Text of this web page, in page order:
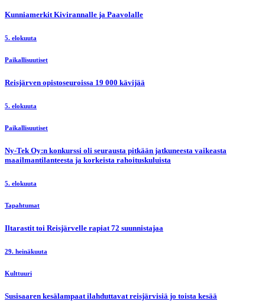
Kunniamerkit Kivirannalle ja Paavolalle
5. elokuuta
Paikallisuutiset
Reisjärven opistoseuroissa 19 000 kävijää
5. elokuuta
Paikallisuutiset
Ny-Tek Oy:n konkurssi oli seurausta pitkään jatkuneesta vaikeasta
maailmantilanteesta ja korkeista rahoituskuluista
5. elokuuta
Tapahtumat
Iltarastit toi Reisjärvelle rapiat 72 suunnistajaa
29. heinäkuuta
Kulttuuri
Susisaaren kesälampaat ilahduttavat reisjärvisiä jo toista kesää